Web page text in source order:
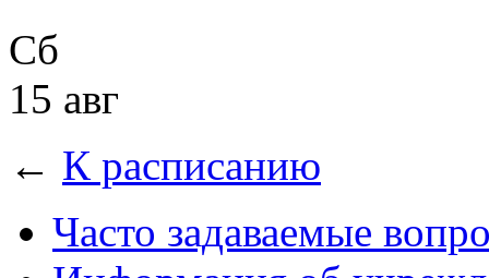
Сб
15 авг
← К расписанию
Часто задаваемые